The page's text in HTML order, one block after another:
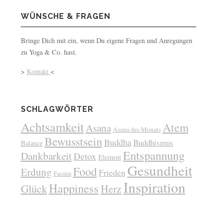
WÜNSCHE & FRAGEN
Bringe Dich mit ein, wenn Du eigene Fragen und Anregungen
zu Yoga & Co. hast.
> Kontakt <
SCHLAGWÖRTER
Achtsamkeit Asana Asana des Monats Atem
Balance Bewusstsein Buddha Buddhismus
DankbarkeitDetox Element Entspannung
Erdung Faszien Food Frieden Gesundheit
GlückHappiness Herz Inspiration